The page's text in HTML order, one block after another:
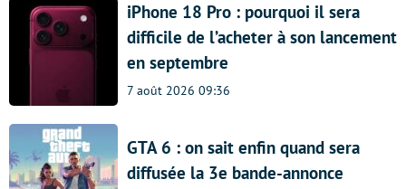
iPhone 18 Pro : pourquoi il sera
difficile de l’acheter à son lancement
en septembre
7 août 2026 09:36
GTA 6 : on sait enfin quand sera
diffusée la 3e bande-annonce